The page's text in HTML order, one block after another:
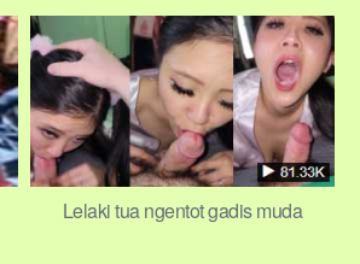
Lelaki tua ngentot gadis muda